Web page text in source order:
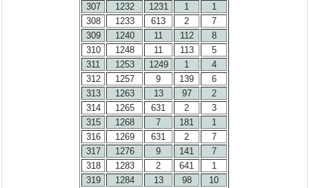
307
1232 1231 1
1
308
1233 613 2
7
309
1240 11 112
8
310
1248 11 113
5
311
1253 1249 1
4
312
1257 9 139
6
313
1263 13 97
2
314
1265 631 2
3
315
1268 7 181
1
316
1269 631 2
7
317
1276 9 141
7
318
1283 2 641
1
319
1284 13 98
10